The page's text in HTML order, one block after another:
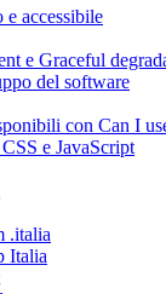
e accessibile
e Graceful
del software
con Can I
e JavaScript
.italia
Italia